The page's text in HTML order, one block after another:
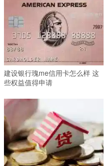
建设银行瑰me信用卡怎么样 这
些权益值得申请